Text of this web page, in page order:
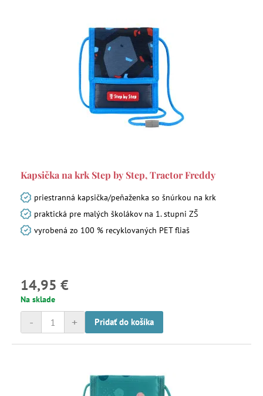
Kapsička na krk Step by Step, Tractor Freddy
priestranná kapsička/peňaženka so šnúrkou na krk
praktická pre malých školákov na 1. stupni ZŠ
vyrobená zo 100 % recyklovaných PET fliaš
14,95 €
Na sklade
+
- Pridať do košíka